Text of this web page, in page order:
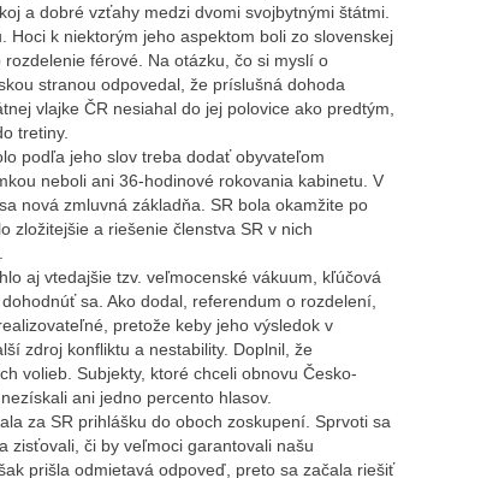
a dobré vzťahy medzi dvomi svojbytnými štátmi.
Hoci k niektorým jeho aspektom boli zo slovenskej
férové. Na otázku, čo si myslí o
stranou odpovedal, že príslušná dohoda
vlajke ČR nesiahal do jej polovice ako predtým,
tretiny.
podľa jeho slov treba dodať obyvateľom
neboli ani 36-hodinové rokovania kabinetu. V
nová zmluvná základňa. SR bola okamžite po
zložitejšie a riešenie členstva SR v nich
aj vtedajšie tzv. veľmocenské vákuum, kľúčová
sa. Ako dodal, referendum o rozdelení,
pretože keby jeho výsledok v
zdroj konfliktu a nestability. Doplnil, že
volieb. Subjekty, ktoré chceli obnovu Česko-
ani jedno percento hlasov.
za SR prihlášku do oboch zoskupení. Sprvoti sa
zisťovali, či by veľmoci garantovali našu
prišla odmietavá odpoveď, preto sa začala riešiť